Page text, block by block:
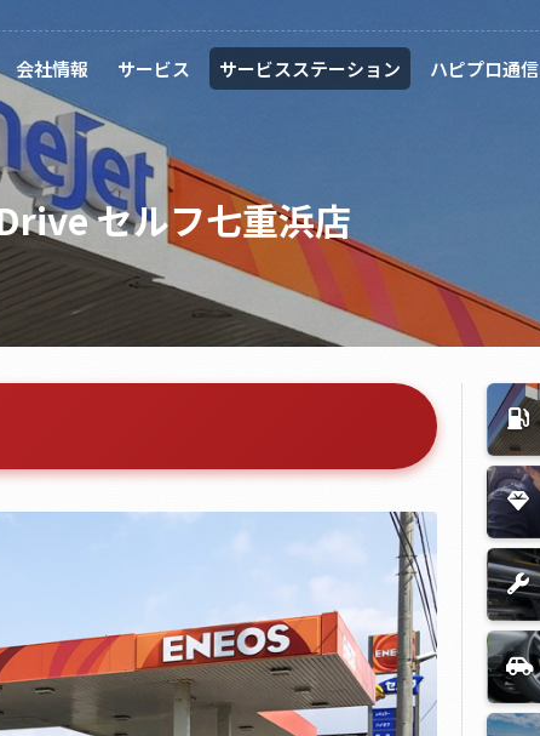
会社情報 サービス サービスステーション ハピプロ通信
セルフ七重浜店